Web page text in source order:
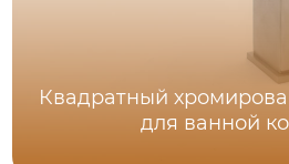
Квадратный
для ванной